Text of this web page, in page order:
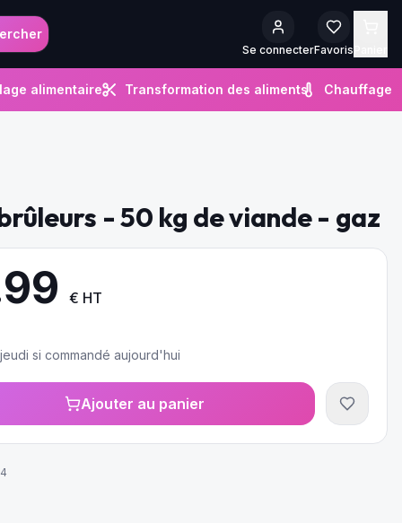
Se connecterFavoris
alimentaire Transformation des aliments Chauffage
- 50 kg de viande - gaz
€ HT
si commandé aujourd'hui
Ajouter au panier